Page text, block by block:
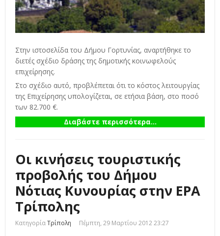
Στην ιστοσελίδα του Δήμου Γορτυνίας, αναρτήθηκε το
διετές σχέδιο δράσης της δημοτικής κοινωφελούς
επιχείρησης.
Στο σχέδιο αυτό, προβλέπεται ότι το κόστος λειτουργίας
της Επιχείρησης υπολογίζεται, σε ετήσια βάση, στο ποσό
των 82.700 €.
Διαβάστε περισσότερα...
Οι κινήσεις τουριστικής
προβολής του Δήμου
Νότιας Κυνουρίας στην ΕΡΑ
Τρίπολης
ΚατηγορίαΤρίπολη Πέμπτη, 29 Μαρτίου 2012 23:27